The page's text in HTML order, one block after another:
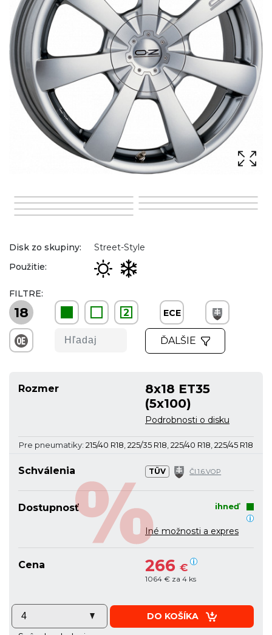
Disk zo skupiny:
Street-Style
Použitie:
FILTRE:
18 2 ECE
ĎALŠIE
Rozmer
8x18 ET35
(5x100)
Podrobnosti o disku
Schválenia TÜV Čl.1.6.VOP
Dostupnosť ihneď
Iné možnosti a expres
Cena 266 €
1064 € za 4 ks
DO KOŠÍKA
Pre pneumatiky: 215/40 R18,225/35 R18,225/40 R18,225/45 R18